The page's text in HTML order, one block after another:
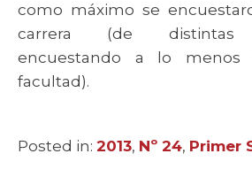
como máximo se
carrera (de distintas
encuestando a lo menos
facultad).
Posted in: Categories
2013, Nº 24, Primer